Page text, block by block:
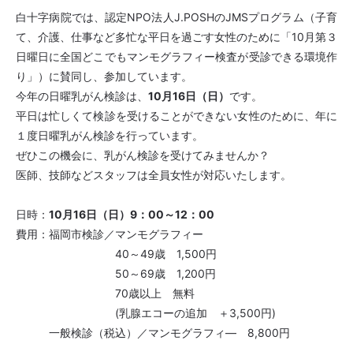
病院指標
グループ紹介
サイトマップ
〒819-8511
白十字病院では、認定NPO法人J.POSHのJMSプログラム（子育
て、介護、仕事など多忙な平日を過ごす女性のために「10月第３
日曜日に全国どこでもマンモグラフィー検査が受診できる環境作
り」）に賛同し、参加しています。
今年の日曜乳がん検診は、 10月16日（日） です。
平日は忙しくて検診を受けることができない女性のために、年に
１度日曜乳がん検診を行っています。
ぜひこの機会に、乳がん検診を受けてみませんか？
医師、技師などスタッフは全員女性が対応いたします。
日時： 10月16日（日）9：00～12：00
費用：福岡市検診／マンモグラフィー
40～49歳 1,500円
50～69歳 1,200円
70歳以上 無料
(乳腺エコーの追加 ＋3,500円)
一般検診（税込）／マンモグラフィ― 8,800円